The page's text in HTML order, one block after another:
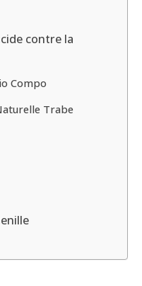
contre la
Compo
Trabe